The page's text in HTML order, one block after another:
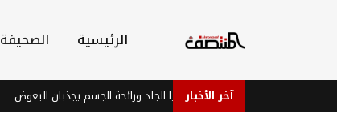
الرئيسية الصحيفة
آخر الأخبار
دراسة: بكتيريا الجلد ورائحة الجسم يجذبان البعوض